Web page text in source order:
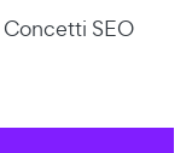
Concetti SEO